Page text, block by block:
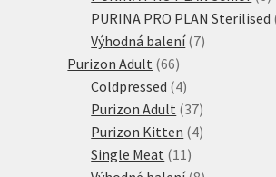
PURINA PRO PLAN Sterilised
Výhodná balení 77
Purizon Adult 6666
produktů
Coldpressed 44
produkty
Purizon Adult 3737
produktů
Purizon Kitten 44
Single Meat 11 11